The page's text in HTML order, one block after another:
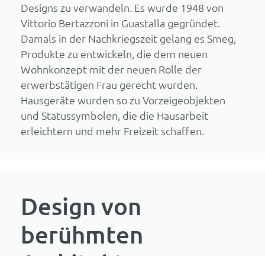
Designs zu verwandeln. Es wurde 1948 von
Vittorio Bertazzoni in Guastalla gegründet.
Damals in der Nachkriegszeit gelang es Smeg,
Produkte zu entwickeln, die dem neuen
Wohnkonzept mit der neuen Rolle der
erwerbstätigen Frau gerecht wurden.
Hausgeräte wurden so zu Vorzeigeobjekten
und Statussymbolen, die die Hausarbeit
erleichtern und mehr Freizeit schaffen.
Design von
berühmten